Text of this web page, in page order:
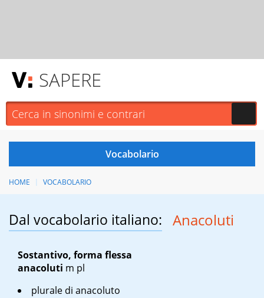
SAPERE
HOME VOCABOLARIO
Dal vocabolario italiano: Anacoluti
Sostantivo, forma flessa
anacoluti m pl
plurale di anacoluto